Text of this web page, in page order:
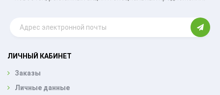
ЛИЧНЫЙ КАБИНЕТ
Заказы
Личные данные